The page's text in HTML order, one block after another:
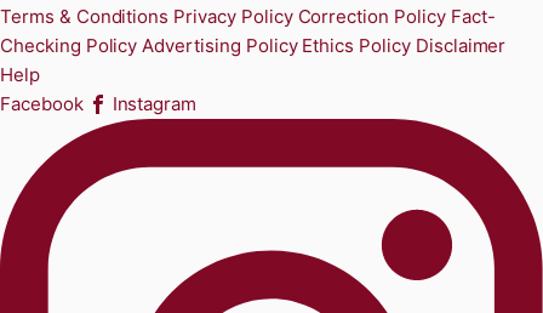
Terms & Conditions Privacy Policy Correction Policy Fact-
Checking Policy Advertising Policy Ethics Policy Disclaimer
Help
Facebook
Instagram